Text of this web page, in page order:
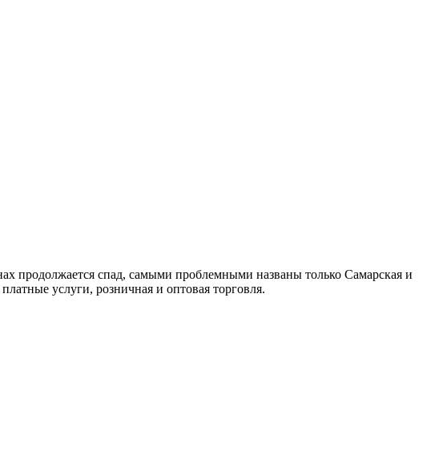
продолжается спад, самыми проблемными названы только Самарская и
услуги, розничная и оптовая торговля.